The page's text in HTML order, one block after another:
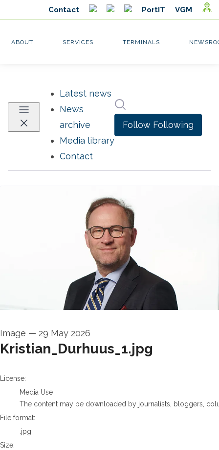
Latest news
News
archive
Media library
Contact
Follow Following
Image — 29 May 2026
Kristian_Durhuus_1.jpg
go to media item
License:
Media Use
The content may be downloaded by journalists, bloggers,
File format:
.jpg
Size: